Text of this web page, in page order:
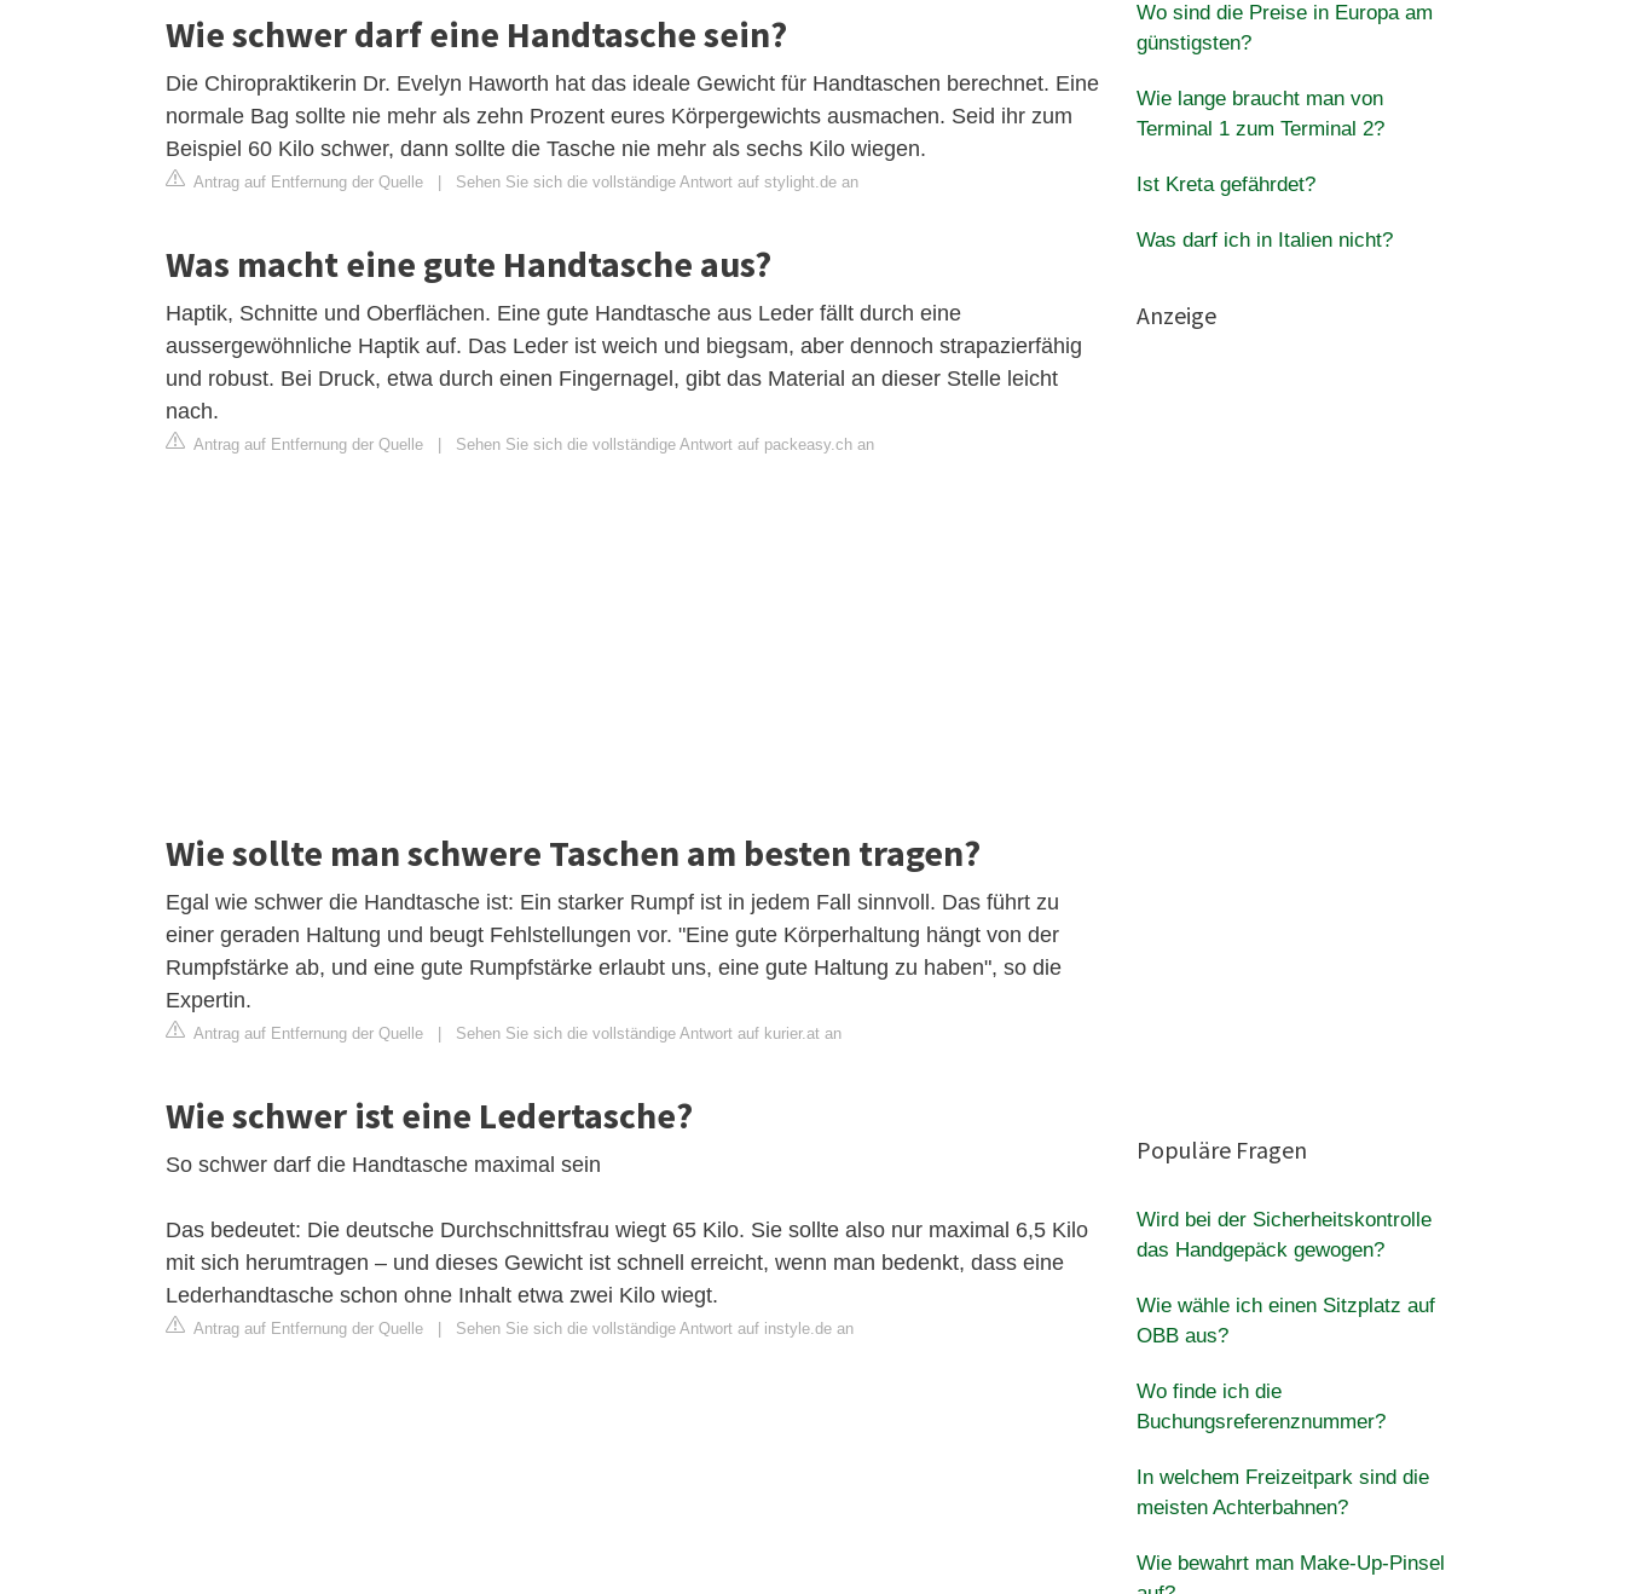
Wie schwer darf eine Handtasche sein?
Die Chiropraktikerin Dr. Evelyn Haworth hat das ideale Gewicht für Handtaschen berechnet. Eine
normale Bag sollte nie mehr als zehn Prozent eures Körpergewichts ausmachen. Seid ihr zum
Beispiel 60 Kilo schwer, dann sollte die Tasche nie mehr als sechs Kilo wiegen.
Antrag auf Entfernung der Quelle Sehen Sie sich die vollständige Antwort auf stylight.de an
Was macht eine gute Handtasche aus?
Haptik, Schnitte und Oberflächen. Eine gute Handtasche aus Leder fällt durch eine
aussergewöhnliche Haptik auf. Das Leder ist weich und biegsam, aber dennoch strapazierfähig
und robust. Bei Druck, etwa durch einen Fingernagel, gibt das Material an dieser Stelle leicht
nach.
Antrag auf Entfernung der Quelle Sehen Sie sich die vollständige Antwort auf packeasy.ch an
Wie sollte man schwere Taschen am besten tragen?
Egal wie schwer die Handtasche ist: Ein starker Rumpf ist in jedem Fall sinnvoll. Das führt zu
einer geraden Haltung und beugt Fehlstellungen vor. "Eine gute Körperhaltung hängt von der
Rumpfstärke ab, und eine gute Rumpfstärke erlaubt uns, eine gute Haltung zu haben", so die
Expertin.
Antrag auf Entfernung der Quelle Sehen Sie sich die vollständige Antwort auf kurier.at an
Wie schwer ist eine Ledertasche?
So schwer darf die Handtasche maximal sein
Das bedeutet: Die deutsche Durchschnittsfrau wiegt 65 Kilo. Sie sollte also nur maximal 6,5 Kilo
mit sich herumtragen – und dieses Gewicht ist schnell erreicht, wenn man bedenkt, dass eine
Lederhandtasche schon ohne Inhalt etwa zwei Kilo wiegt.
Antrag auf Entfernung der Quelle Sehen Sie sich die vollständige Antwort auf instyle.de an
Wo sind die Preise in Europa am
günstigsten?
Wie lange braucht man von
Terminal 1 zum Terminal 2?
Ist Kreta gefährdet?
Was darf ich in Italien nicht?
Anzeige
Populäre Fragen
Wird bei der Sicherheitskontrolle
das Handgepäck gewogen?
Wie wähle ich einen Sitzplatz auf
OBB aus?
Wo finde ich die
Buchungsreferenznummer?
In welchem Freizeitpark sind die
meisten Achterbahnen?
Wie bewahrt man Make-Up-Pinsel